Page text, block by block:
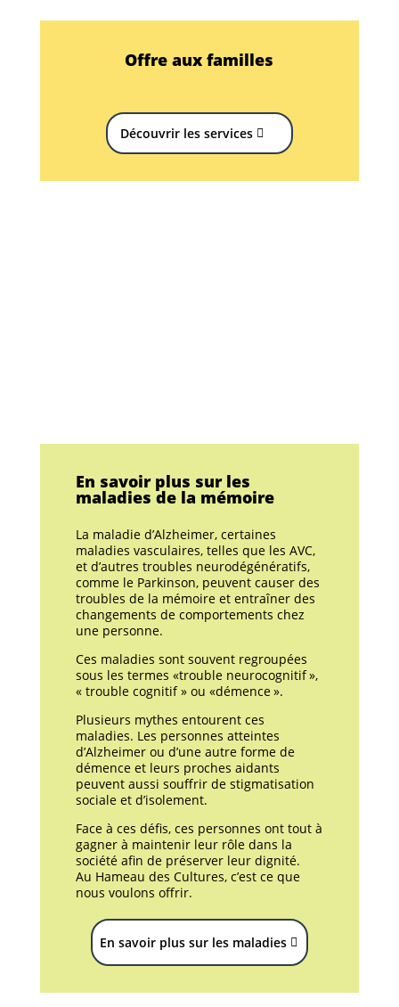
Offre aux familles
Découvrir les services
En savoir plus sur les
maladies de la mémoire
La maladie d’Alzheimer, certaines
maladies vasculaires, telles que les AVC,
et d’autres troubles neurodégénératifs,
comme le Parkinson, peuvent causer des
troubles de la mémoire et entraîner des
changements de comportements chez
une personne.
Ces maladies sont souvent regroupées
sous les termes
« trouble cognitif » ou «démence ».
Plusieurs mythes entourent ces
maladies. Les personnes atteintes
d’Alzheimer ou d’une autre forme de
démence et leurs proches aidants
peuvent aussi souffrir de stigmatisation
sociale et d’isolement.
Face à ces défis, ces personnes ont tout à
gagner à maintenir leur rôle dans la
société afin de préserver leur dignité.
Au Hameau des Cultures, c’est ce que
nous voulons offrir.
En savoir plus sur les maladies